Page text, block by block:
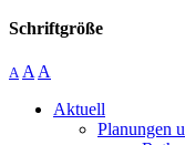
Schriftgröße
A A A
Aktuell
Planungen